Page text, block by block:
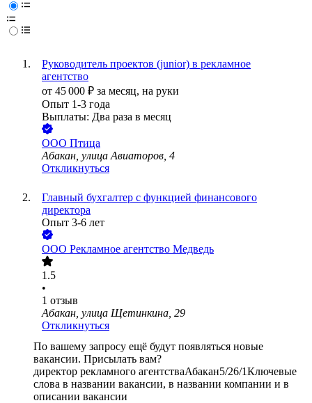
Руководитель проектов (junior) в рекламное
агентство
от 45 000 ₽ за месяц, на руки
Опыт 1-3 года
Выплаты: Два раза в месяц
ООО Птица
Абакан, улица Авиаторов, 4
Откликнуться
Главный бухгалтер с функцией финансового
директора
Опыт 3-6 лет
ООО Рекламное агентство Медведь
1.5
•
1 отзыв
Абакан, улица Щетинкина, 29
Откликнуться
По вашему запросу ещё будут появляться новые
вакансии. Присылать вам?
директор рекламного агентстваАбакан5/26/1Ключевые
слова в названии вакансии, в названии компании и в
описании вакансии